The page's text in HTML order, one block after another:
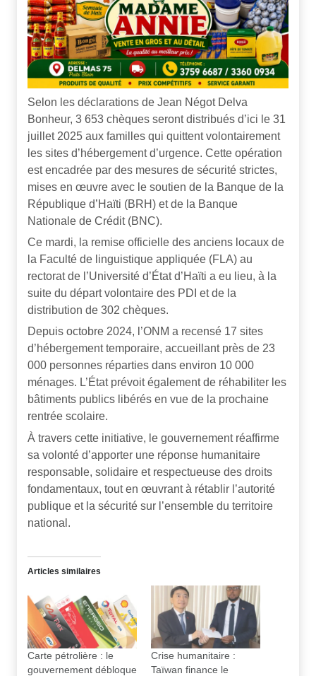
Selon les déclarations de Jean Négot Delva
Bonheur, 3 653 chèques seront distribués d’ici le 31
juillet 2025 aux familles qui quittent volontairement
les sites d’hébergement d’urgence. Cette opération
est encadrée par des mesures de sécurité strictes,
mises en œuvre avec le soutien de la Banque de la
République d’Haïti (BRH) et de la Banque
Nationale de Crédit (BNC).
Ce mardi, la remise officielle des anciens locaux de
la Faculté de linguistique appliquée (FLA) au
rectorat de l’Université d’État d’Haïti a eu lieu, à la
suite du départ volontaire des PDI et de la
distribution de 302 chèques.
Depuis octobre 2024, l’ONM a recensé 17 sites
d’hébergement temporaire, accueillant près de 23
000 personnes réparties dans environ 10 000
ménages. L’État prévoit également de réhabiliter les
bâtiments publics libérés en vue de la prochaine
rentrée scolaire.
À travers cette initiative, le gouvernement réaffirme
sa volonté d’apporter une réponse humanitaire
responsable, solidaire et respectueuse des droits
fondamentaux, tout en œuvrant à rétablir l’autorité
publique et la sécurité sur l’ensemble du territoire
national.
Articles similaires
Carte pétrolière : le
gouvernement débloque
Crise humanitaire :
Taïwan finance le